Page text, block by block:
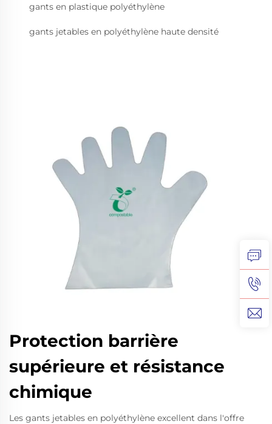
gants en plastique polyéthylène
gants jetables en polyéthylène haute densité
Protection barrière
supérieure et résistance
chimique
Les gants jetables en polyéthylène excellent dans l'offre